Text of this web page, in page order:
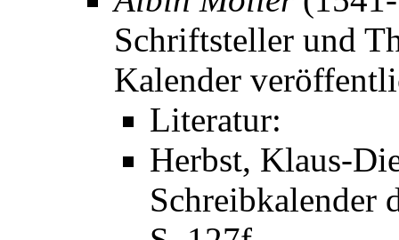
Schriftsteller und
Kalender
Literatur:
Herbst, Klaus-
Schreibkalender